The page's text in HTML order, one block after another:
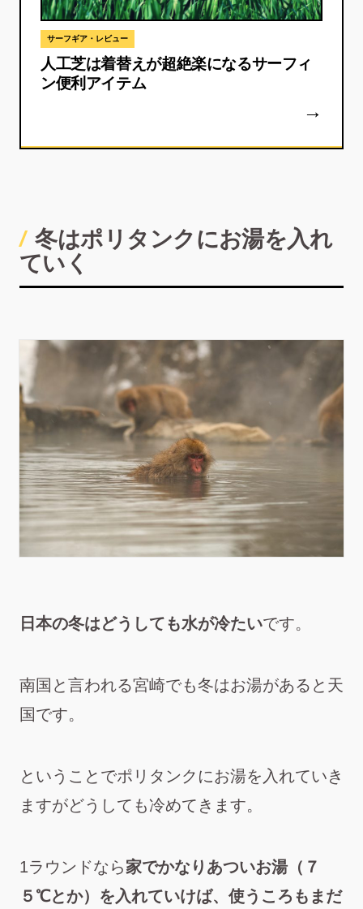
サーフギア・レビュー
人工芝は着替えが超絶楽になるサーフィ
ン便利アイテム
冬はポリタンクにお湯を入れ
ていく
日本の冬はどうしても水が冷たいです。
南国と言われる宮崎でも冬はお湯があると天
国です。
ということでポリタンクにお湯を入れていき
ますがどうしても冷めてきます。
1ラウンドなら家でかなりあついお湯（７
５℃とか）を入れていけば、使うころもまだ